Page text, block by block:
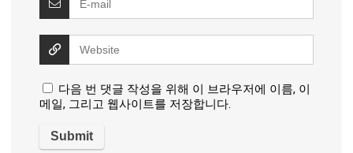
다음 번 댓글 작성을 위해 이 브라우저에 이름, 이
메일, 그리고 웹사이트를 저장합니다.